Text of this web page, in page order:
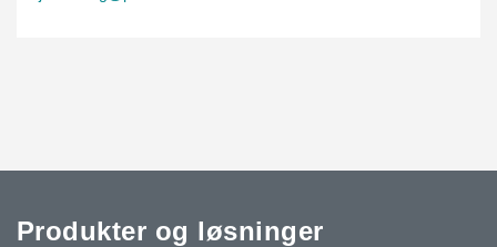
Produkter og løsninger